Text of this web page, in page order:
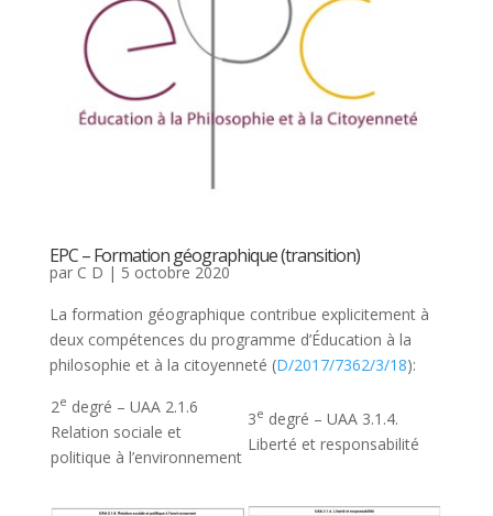
EPC – Formation géographique (transition)
par C D | 5 octobre 2020
La formation géographique contribue explicitement à
deux compétences du programme d’Éducation à la
philosophie et à la citoyenneté (D/2017/7362/3/18):
2e degré – UAA 2.1.6
Relation sociale et
politique à l’environnement
3e degré – UAA 3.1.4.
Liberté et responsabilité